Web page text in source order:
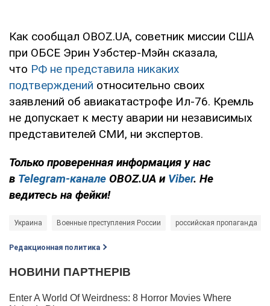
Как сообщал OBOZ.UA, советник миссии США
при ОБСЕ Эрин Уэбстер-Мэйн сказала,
что РФ не представила никаких
подтверждений относительно своих
заявлений об авиакатастрофе Ил-76. Кремль
не допускает к месту аварии ни независимых
представителей СМИ, ни экспертов.
Только проверенная информация у нас
в Telegram-канале OBOZ.UA и Viber. Не
ведитесь на фейки!
Украина Военные преступления России российская пропаганда
Редакционная политика